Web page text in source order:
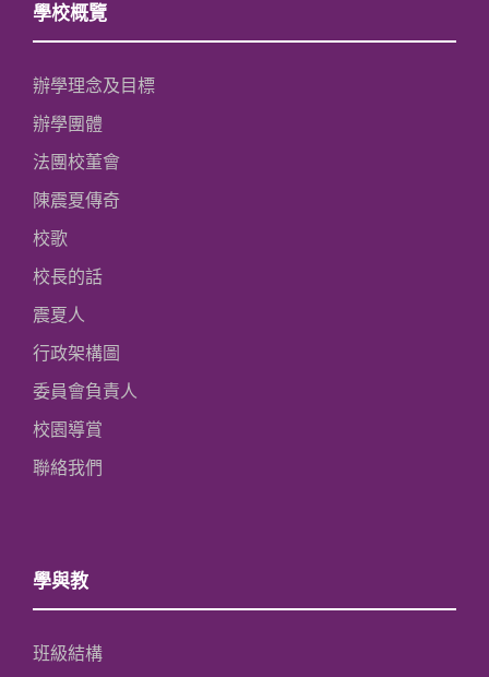
學校概覽
辦學理念及目標
辦學團體
法團校董會
陳震夏傳奇
校歌
校長的話
震夏人
行政架構圖
委員會負責人
校園導賞
聯絡我們
學與教
班級結構